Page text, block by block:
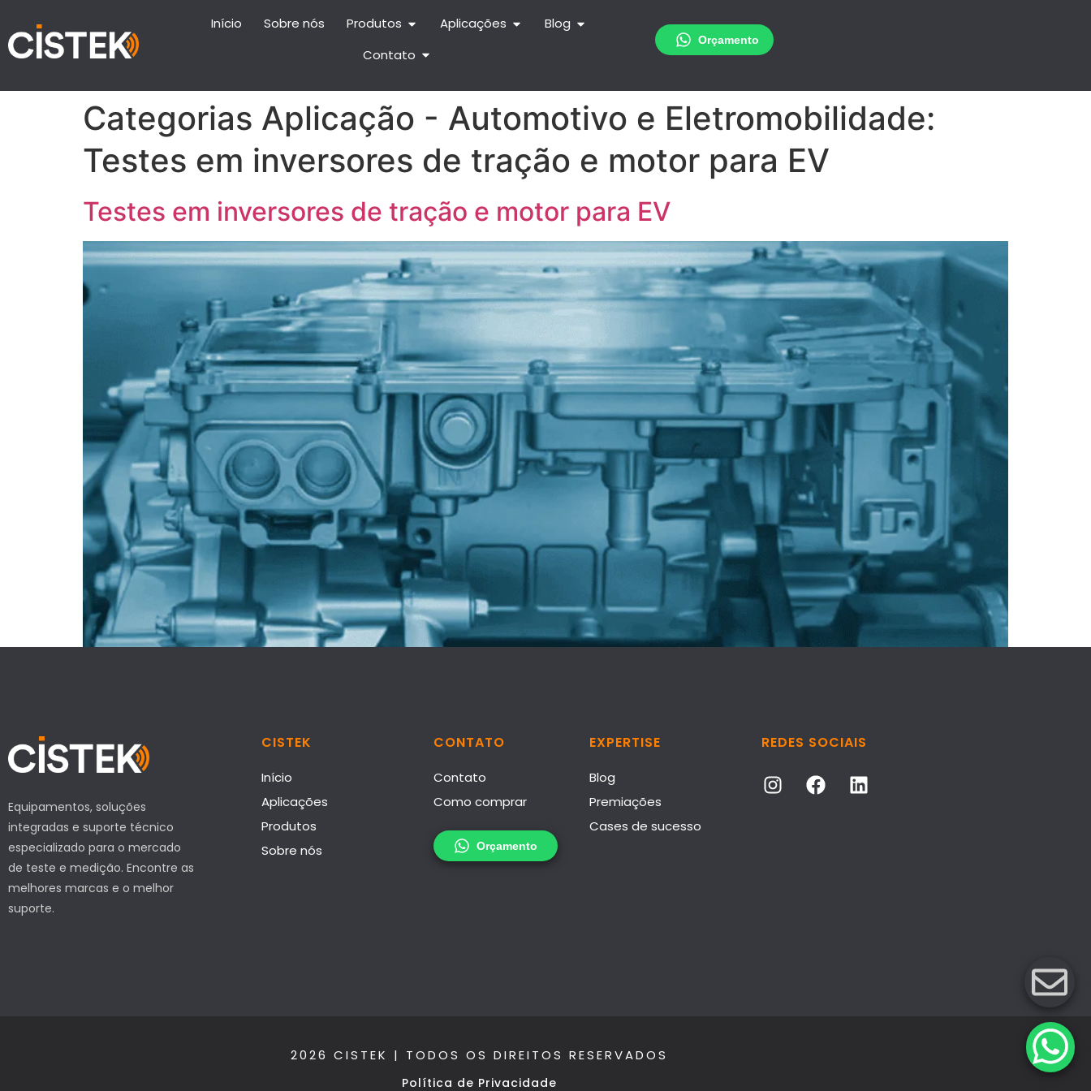
Início Sobre nós Produtos Aplicações
Blog
Contato
Categorias Aplicação - Automotivo e Eletromobilidade:
Testes em inversores de tração e motor para EV
Testes em inversores de tração e motor para EV
Equipamentos, soluções
integradas e suporte técnico
especializado para o mercado
de teste e medição. Encontre as
melhores marcas e o melhor
suporte.
CISTEK
Início
Aplicações
Produtos
Sobre nós
CONTATO
Contato
Como comprar
EXPERTISE
Blog
Premiações
Cases de sucesso
REDES SOCIAIS
2026 CISTEK | TODOS OS DIREITOS RESERVADOS
Política de Privacidade